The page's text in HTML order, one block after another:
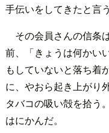
手伝いをしてきたと言う
その会員さんの信条
前、「きょうは何かい
もしていないと落ち着
に、やおら起き上がり
タバコの吸い殻を拾う
はにかんだ。